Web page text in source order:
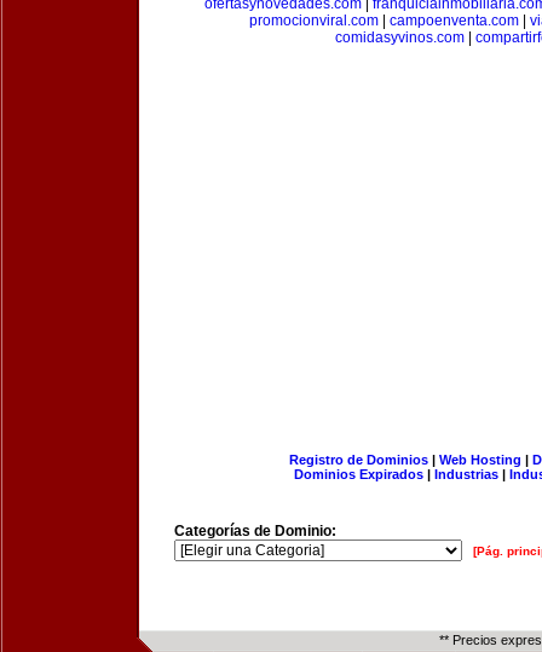
ofertasynovedades.com|
promocionviral.com
campoenventa.com
comidasyvinos.com|
Registro de Dominios| Web Hosting |
Dominios Expirados | Industrias |
Categorías de Dominio:
[Pág.
** Precios